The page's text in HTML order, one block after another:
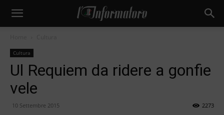
Cultura
Ul Requiem da ridere a gonfie
vele
10 Settembre 2015 2273